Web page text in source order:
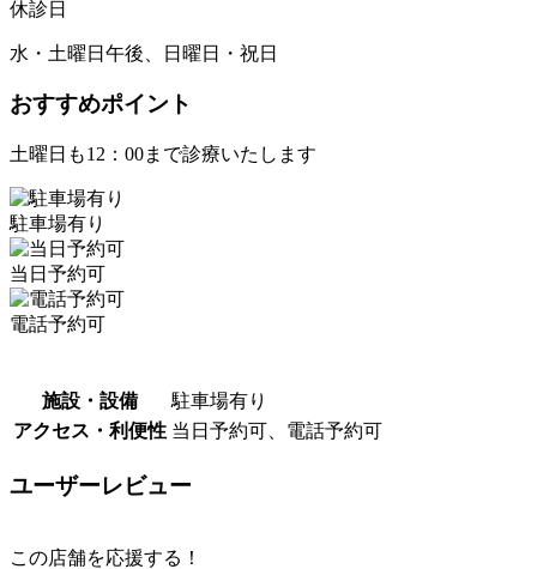
休診日
水・土曜日午後、日曜日・祝日
おすすめポイント
土曜日も12：00まで診療いたします
駐車場有り
当日予約可
電話予約可
施設・設備
駐車場有り
アクセス・利便性 当日予約可、電話予約可
ユーザーレビュー
この店舗を応援する！